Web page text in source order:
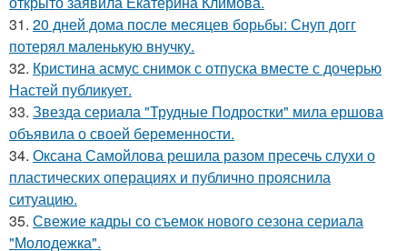
31. 20 дней дома после месяцев борьбы: Снуп догг
потерял маленькую внучку.
32. Кристина асмус снимок с отпуска вместе с дочерью
Настей публикует.
33. Звезда сериала "Трудные Подростки" мила ершова
объявила о своей беременности.
34. Оксана Самойлова решила разом пресечь слухи о
пластических операциях и публично прояснила
ситуацию.
35. Свежие кадры со съемок нового сезона сериала
"Молодежка".